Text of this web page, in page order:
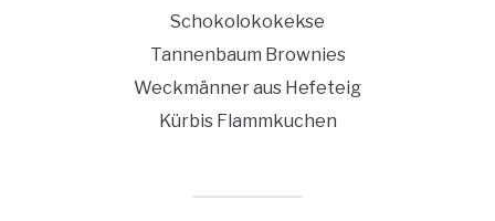
Schokolokokekse
Tannenbaum Brownies
Weckmänner aus Hefeteig
Kürbis Flammkuchen